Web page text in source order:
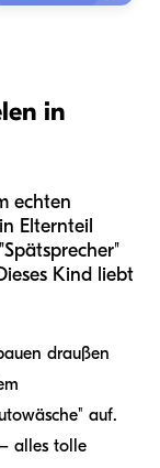
in
echten
Elternteil
Kind liebt
draußen
auf.
alles tolle